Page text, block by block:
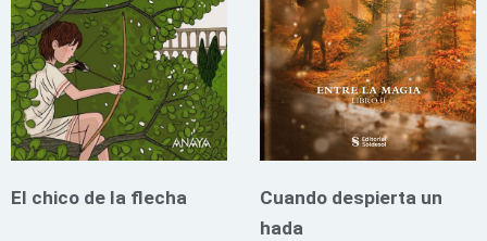
El chico de la flecha
Cuando despierta un
hada